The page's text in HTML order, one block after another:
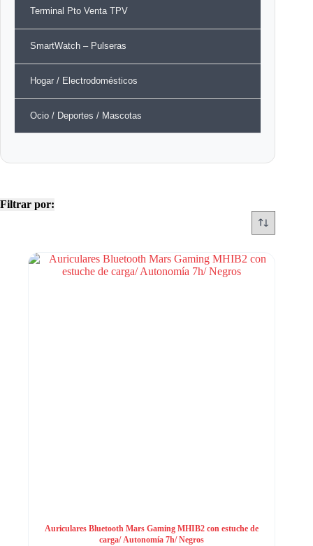
Filtrar por:
Auriculares Bluetooth Mars Gaming MHIB2 con estuche de
carga/ Autonomía 7h/ Negros
Terminal Pto Venta TPV
SmartWatch – Pulseras
Hogar / Electrodomésticos
Ocio / Deportes / Mascotas